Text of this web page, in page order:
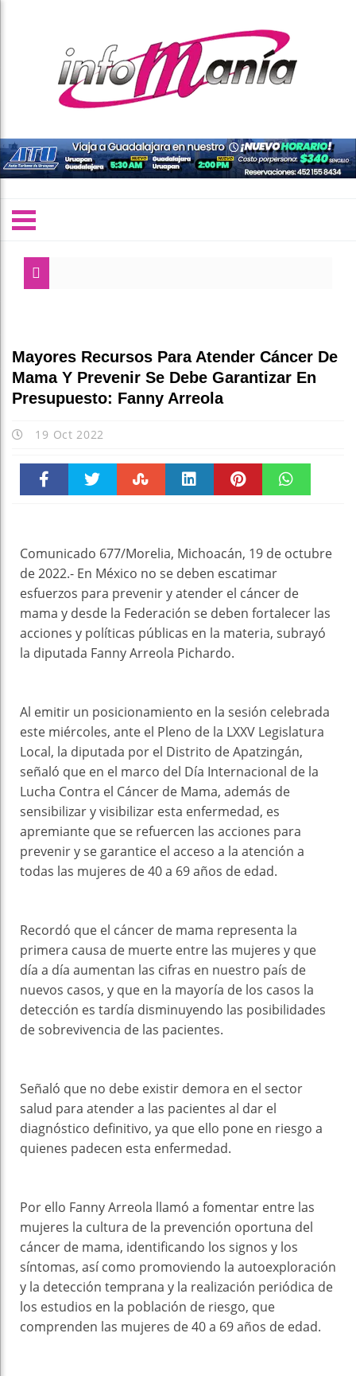
Mayores Recursos Para Atender Cáncer De
Mama Y Prevenir Se Debe Garantizar En
Presupuesto: Fanny Arreola
19 Oct 2022
Comunicado 677/Morelia, Michoacán, 19 de octubre
de 2022.- En México no se deben escatimar
esfuerzos para prevenir y atender el cáncer de
mama y desde la Federación se deben fortalecer las
acciones y políticas públicas en la materia, subrayó
la diputada Fanny Arreola Pichardo.
Al emitir un posicionamiento en la sesión celebrada
este miércoles, ante el Pleno de la LXXV Legislatura
Local, la diputada por el Distrito de Apatzingán,
señaló que en el marco del Día Internacional de la
Lucha Contra el Cáncer de Mama, además de
sensibilizar y visibilizar esta enfermedad, es
apremiante que se refuercen las acciones para
prevenir y se garantice el acceso a la atención a
todas las mujeres de 40 a 69 años de edad.
Recordó que el cáncer de mama representa la
primera causa de muerte entre las mujeres y que
día a día aumentan las cifras en nuestro país de
nuevos casos, y que en la mayoría de los casos la
detección es tardía disminuyendo las posibilidades
de sobrevivencia de las pacientes.
Señaló que no debe existir demora en el sector
salud para atender a las pacientes al dar el
diagnóstico definitivo, ya que ello pone en riesgo a
quienes padecen esta enfermedad.
Por ello Fanny Arreola llamó a fomentar entre las
mujeres la cultura de la prevención oportuna del
cáncer de mama, identificando los signos y los
síntomas, así como promoviendo la autoexploración
y la detección temprana y la realización periódica de
los estudios en la población de riesgo, que
comprenden las mujeres de 40 a 69 años de edad.